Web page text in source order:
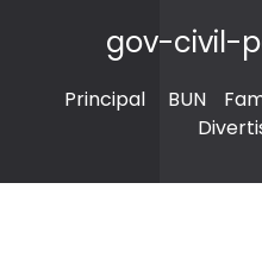
gov-civil-
Principal BUN